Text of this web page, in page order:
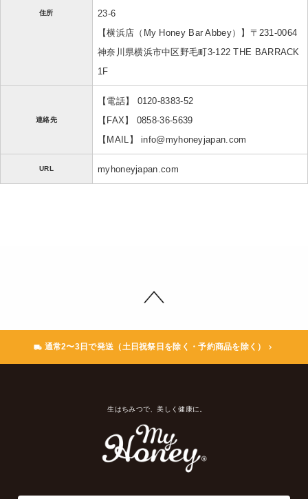
住所
23-6
【横浜店（My Honey Bar Abbey）】〒231-0064
神奈川県横浜市中区野毛町3-122 THE BARRACK
1F
連絡先
【電話】 0120-8383-52
【FAX】 0858-36-5639
【MAIL】 info@myhoneyjapan.com
URL myhoneyjapan.com
通常2〜3日で発送（土日祝祭日を除く・予約商品を除く）
生はちみつで、美しく健康に。